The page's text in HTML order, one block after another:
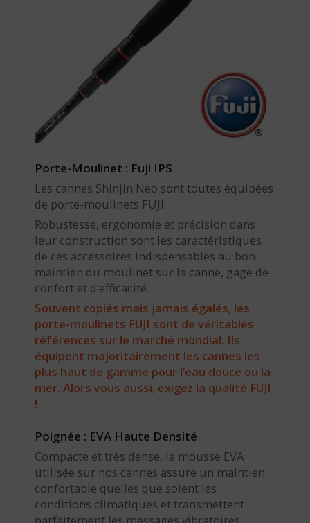
Porte-Moulinet : Fuji IPS
Les cannes Shinjin Neo sont toutes équipées
de porte-moulinets FUJI.
Robustesse, ergonomie et précision dans
leur construction sont les caractéristiques
de ces accessoires indispensables au bon
maintien du moulinet sur la canne, gage de
confort et d’efficacité.
Souvent copiés mais jamais égalés, les
porte-moulinets FUJI sont de véritables
références sur le marché mondial. Ils
équipent majoritairement les cannes les
plus haut de gamme pour l’eau douce ou la
mer. Alors vous aussi, exigez la qualité FUJI
!
Poignée : EVA Haute Densité
Compacte et très dense, la mousse EVA
utilisée sur nos cannes assure un maintien
confortable quelles que soient les
conditions climatiques et transmettent